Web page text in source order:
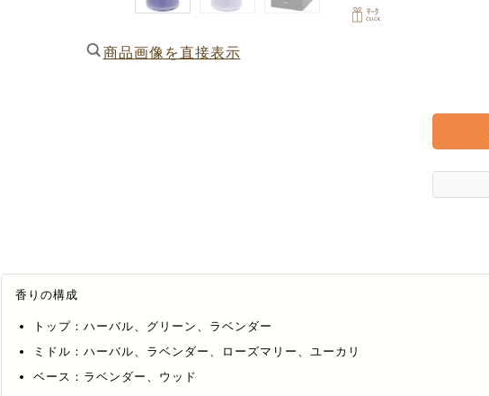
商品画像を直接表示
香りの構成
トップ：ハーバル、グリーン、ラベンダー
ミドル：ハーバル、ラベンダー、ローズマリー、ユーカリ
ベース：ラベンダー、ウッド